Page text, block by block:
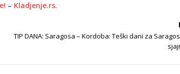
– Kladjenje.rs.
TIP DANA: Saragosa – Kordoba: Teški dani za